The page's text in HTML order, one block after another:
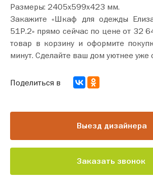
Размеры: 2405х599х423 мм.
Закажите «Шкаф для одежды
51Р.2» прямо сейчас по цене от 32 640 руб.
товар в корзину и оформите
минут. Сделайте ваш дом уютнее уже
Выезд дизайнера
Заказать звонок
Поделиться в